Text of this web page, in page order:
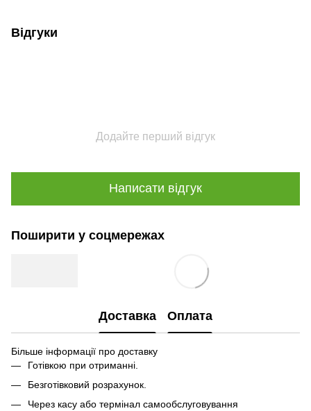
Відгуки
Додайте перший відгук
Написати відгук
Поширити у соцмережах
Доставка Оплата
Більше інформації про доставку
Готівкою при отриманні.
Безготівковий розрахунок.
Через касу або термінал самообслуговування